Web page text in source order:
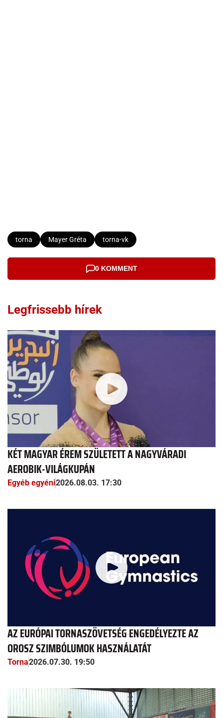
torna Mayer Gréta torna-vk
0 KOMMENT
Legfrissebb hírek
KÉT MAGYAR ÉREM SZÜLETETT A NAGYVÁRADI
AEROBIK-VILÁGKUPÁN
Egyéb egyéni2026.08.03. 17:30
AZ EURÓPAI TORNASZÖVETSÉG ENGEDÉLYEZTE AZ
OROSZ SZIMBÓLUMOK HASZNÁLATÁT
Torna2026.07.30. 19:50